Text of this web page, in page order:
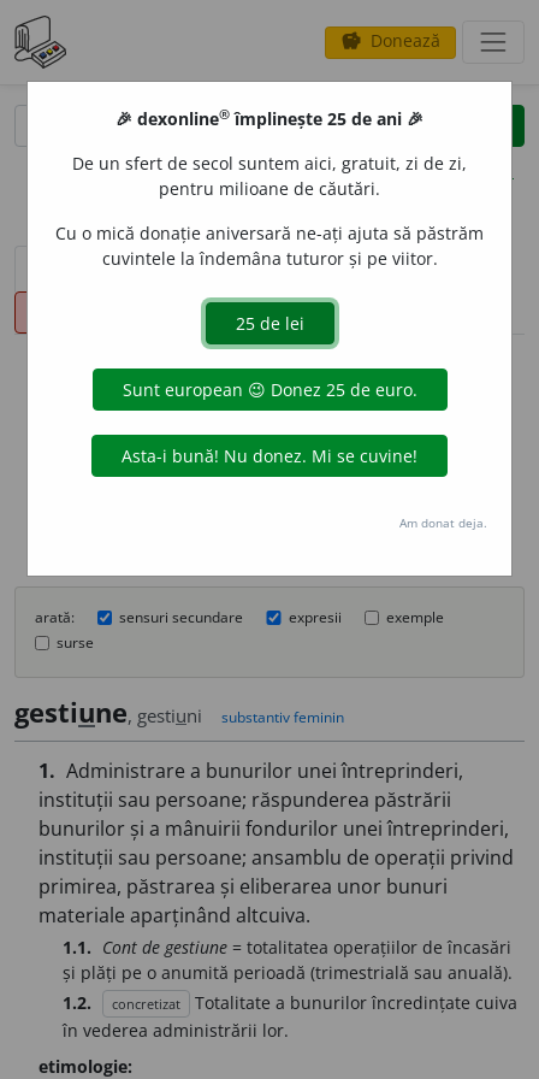
savings Donează
clear
opțiuni
sinteza definițiilor (1) definiții (14)
declinări
info
Aceste definiții sunt compilate de
echipa dexonline. Definițiile
originale se află pe filadefiniții.
Puteți reordona filele pe pagina de
arată: sensuri secundare expresii
exemple
surse
gestiune, gestiuni substantiv feminin
1. Administrare a bunurilor unei întreprinderi,
instituții sau persoane; răspunderea păstrării
bunurilor și a mânuirii fondurilor unei întreprinderi,
instituții sau persoane; ansamblu de operații privind
primirea, păstrarea și eliberarea unor bunuri
materiale aparținând altcuiva.
1.1. Cont de gestiune = totalitatea operațiilor de încasări
și plăți pe o anumită perioadă (trimestrială sau anuală).
1.2.
concretizat
Totalitate a bunurilor încredințate cuiva
în vederea administrării lor.
etimologie:
🎉 dexonline® împlinește 25 de ani 🎉
De un sfert de secol suntem aici, gratuit, zi de zi,
pentru milioane de căutări.
Cu o mică donație aniversară ne-ați ajuta să păstrăm
cuvintele la îndemâna tuturor și pe viitor.
Am donat deja.